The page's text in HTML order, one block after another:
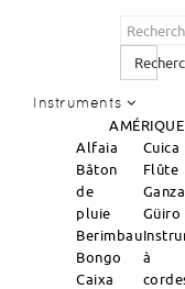
Instruments
Alfaia
Bâton
de
pluie
Berimbau
Bongo
Caixa
Cuica
Flûte
Ganza
Güiro
à